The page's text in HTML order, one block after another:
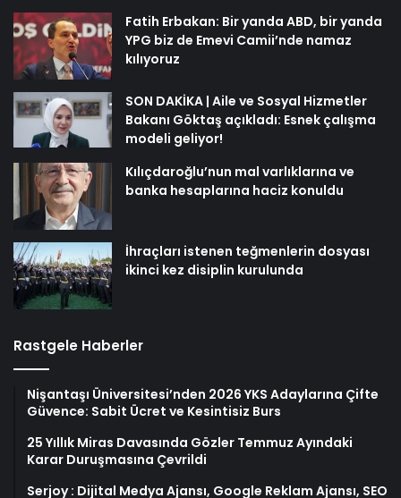
Fatih Erbakan: Bir yanda ABD, bir yanda
YPG biz de Emevi Camii’nde namaz
kılıyoruz
SON DAKİKA | Aile ve Sosyal Hizmetler
Bakanı Göktaş açıkladı: Esnek çalışma
modeli geliyor!
Kılıçdaroğlu’nun mal varlıklarına ve
banka hesaplarına haciz konuldu
İhraçları istenen teğmenlerin dosyası
ikinci kez disiplin kurulunda
Rastgele Haberler
Nişantaşı Üniversitesi’nden 2026 YKS Adaylarına Çifte
Güvence: Sabit Ücret ve Kesintisiz Burs
25 Yıllık Miras Davasında Gözler Temmuz Ayındaki
Karar Duruşmasına Çevrildi
Serjoy : Dijital Medya Ajansı, Google Reklam Ajansı, SEO